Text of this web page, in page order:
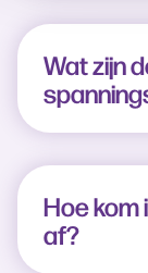
Wat zijn
Hoe kom
af?